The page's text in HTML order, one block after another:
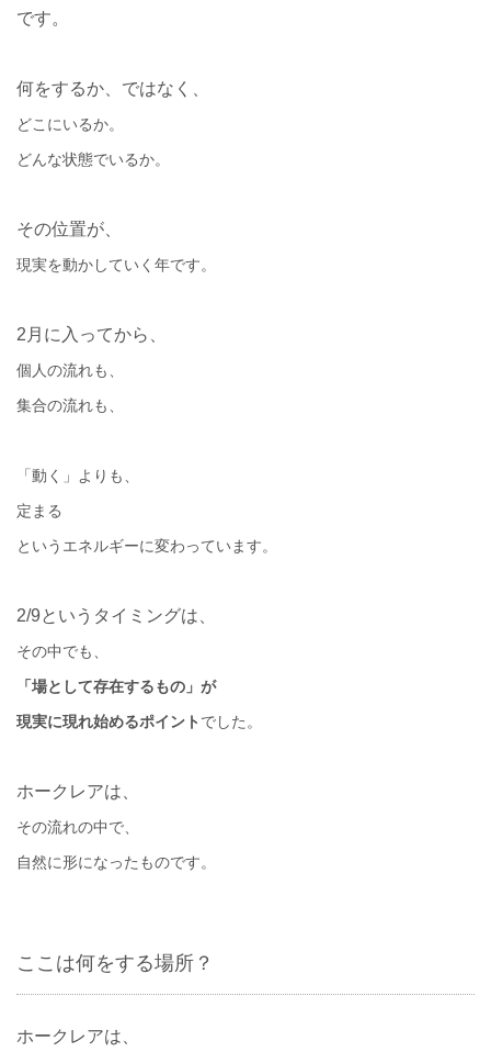
です。
何をするか、ではなく、
どこにいるか。
どんな状態でいるか。
その位置が、
現実を動かしていく年です。
2月に入ってから、
個人の流れも、
集合の流れも、
「動く」よりも、
定まる
というエネルギーに変わっています。
2/9というタイミングは、
その中でも、
「場として存在するもの」が
現実に現れ始めるポイント でした。
ホークレアは、
その流れの中で、
自然に形になったものです。
ここは何をする場所？
ホークレアは、